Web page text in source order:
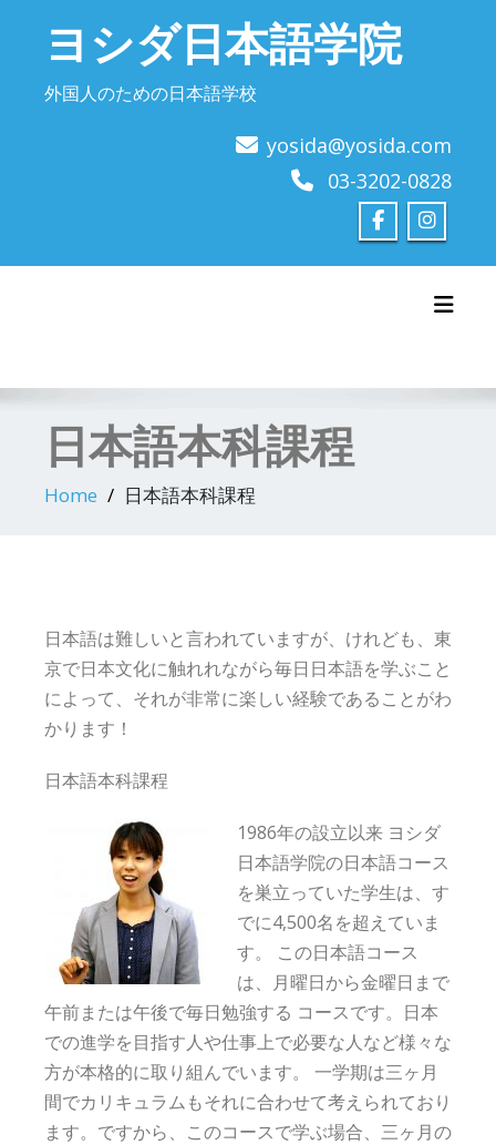
contentヨシダ日本語学院
外国人のための日本語学校
yosida@yosida.com
03-3202-0828
日本語本科課程
Home 日本語本科課程
日本語は難しいと言われていますが、けれども、東
京で日本文化に触れれながら毎日日本語を学ぶこと
によって、それが非常に楽しい経験であることがわ
かります！
日本語本科課程
1986年の設立以来 ヨシダ
日本語学院の日本語コース
を巣立っていた学生は、す
でに4,500名を超えていま
す。 この日本語コース
は、月曜日から金曜日まで
午前または午後で毎日勉強する コースです。日本
での進学を目指す人や仕事上で必要な人など様々な
方が本格的に取り組んでいます。 一学期は三ヶ月
間でカリキュラムもそれに合わせて考えられており
ます。ですから、このコースで学ぶ場合、三ヶ月の